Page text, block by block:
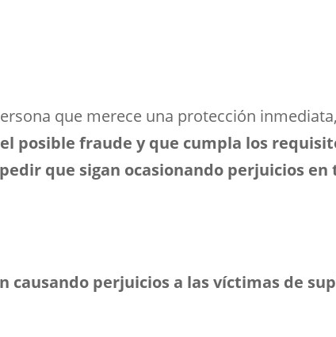
que merece una protección
posible fraude y que cumpla los
que sigan ocasionando perjuicios en
causando perjuicios a las víctimas de